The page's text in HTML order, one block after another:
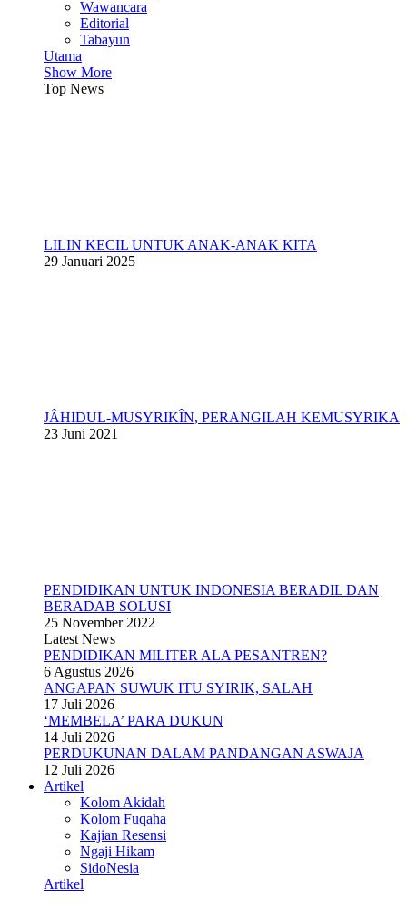
Wawancara
Editorial
Tabayun
Utama
Show More
Top News
LILIN KECIL UNTUK ANAK-ANAK KITA
29 Januari 2025
JÂHIDUL-MUSYRIKÎN, PERANGILAH KEMUSYRIKA
23 Juni 2021
PENDIDIKAN UNTUK INDONESIA BERADIL DAN
BERADAB SOLUSI
25 November 2022
Latest News
PENDIDIKAN MILITER ALA PESANTREN?
6 Agustus 2026
ANGAPAN SUWUK ITU SYIRIK, SALAH
17 Juli 2026
‘MEMBELA’ PARA DUKUN
14 Juli 2026
PERDUKUNAN DALAM PANDANGAN ASWAJA
12 Juli 2026
Artikel
Kolom Akidah
Kolom Fuqaha
Kajian Resensi
Ngaji Hikam
SidoNesia
Artikel